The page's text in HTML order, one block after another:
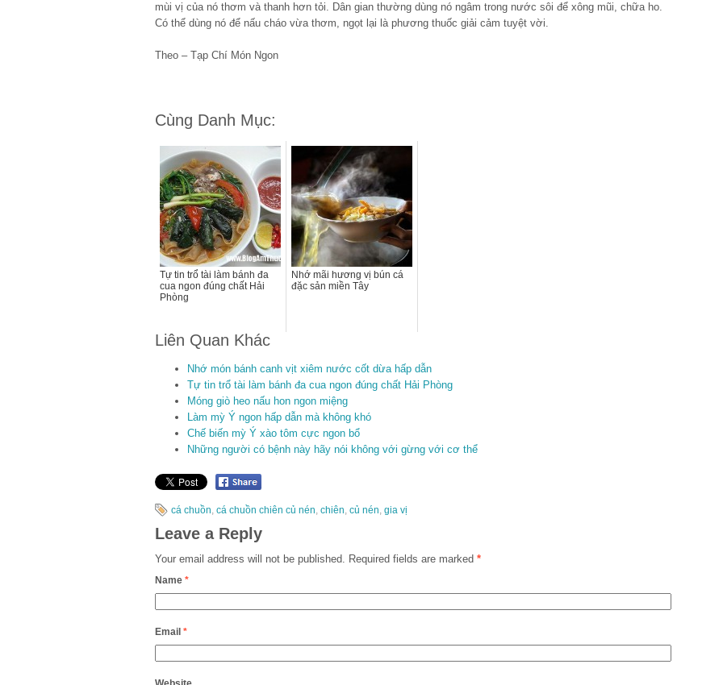
mùi vị của nó thơm và thanh hơn tỏi. Dân gian thường dùng nó ngâm trong nước sôi để xông mũi, chữa ho.
Có thể dùng nó để nấu cháo vừa thơm, ngọt lại là phương thuốc giải cảm tuyệt vời.
Theo – Tạp Chí Món Ngon
Cùng Danh Mục:
Tự tin trổ tài làm bánh đa
cua ngon đúng chất Hải
Phòng
Nhớ mãi hương vị bún cá
đặc sản miền Tây
Liên Quan Khác
Nhớ món bánh canh vịt xiêm nước cốt dừa hấp dẫn
Tự tin trổ tài làm bánh đa cua ngon đúng chất Hải Phòng
Móng giò heo nấu hon ngon miệng
Làm mỳ Ý ngon hấp dẫn mà không khó
Chế biến mỳ Ý xào tôm cực ngon bổ
Những người có bệnh này hãy nói không với gừng với cơ thể
cá chuồn cá chuồn chiên củ nén chiên củ nén gia vị
Leave a Reply
Your email address will not be published. Required fields are marked *
Name *
Email *